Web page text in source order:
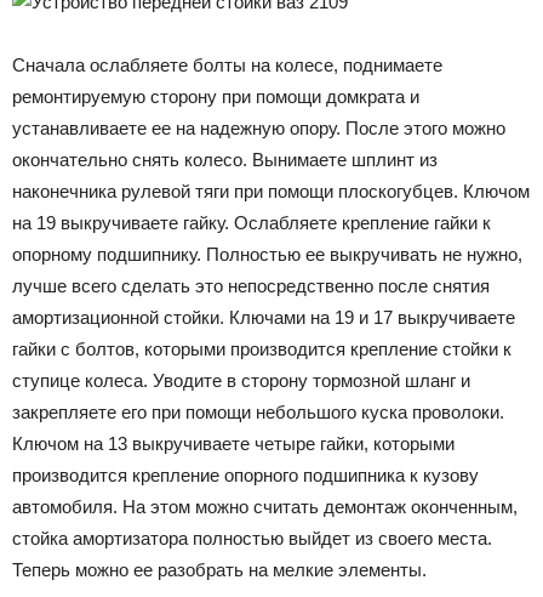
Сначала ослабляете болты на колесе, поднимаете
ремонтируемую сторону при помощи домкрата и
устанавливаете ее на надежную опору. После этого можно
окончательно снять колесо. Вынимаете шплинт из
наконечника рулевой тяги при помощи плоскогубцев. Ключом
на 19 выкручиваете гайку. Ослабляете крепление гайки к
опорному подшипнику. Полностью ее выкручивать не нужно,
лучше всего сделать это непосредственно после снятия
амортизационной стойки. Ключами на 19 и 17 выкручиваете
гайки с болтов, которыми производится крепление стойки к
ступице колеса. Уводите в сторону тормозной шланг и
закрепляете его при помощи небольшого куска проволоки.
Ключом на 13 выкручиваете четыре гайки, которыми
производится крепление опорного подшипника к кузову
автомобиля. На этом можно считать демонтаж оконченным,
стойка амортизатора полностью выйдет из своего места.
Теперь можно ее разобрать на мелкие элементы.